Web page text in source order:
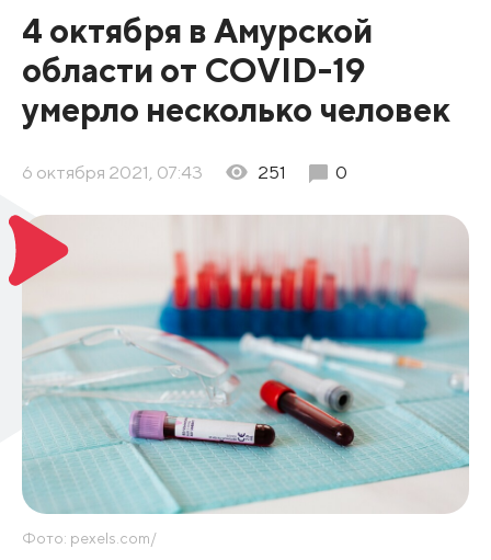
4 октября в Амурской
области от COVID-19
умерло несколько человек
6 октября 2021, 07:43 251 0
Фото: pexels.com/